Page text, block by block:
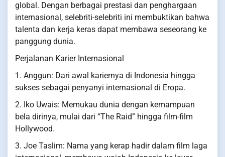
global. Dengan berbagai prestasi dan penghargaan
internasional, selebriti-selebriti ini membuktikan bahwa
talenta dan kerja keras dapat membawa seseorang ke
panggung dunia.
Perjalanan Karier Internasional
1. Anggun: Dari awal kariernya di Indonesia hingga
sukses sebagai penyanyi internasional di Eropa.
2. Iko Uwais: Memukau dunia dengan kemampuan
bela dirinya, mulai dari “The Raid” hingga film-film
Hollywood.
3. Joe Taslim: Nama yang kerap hadir dalam film laga